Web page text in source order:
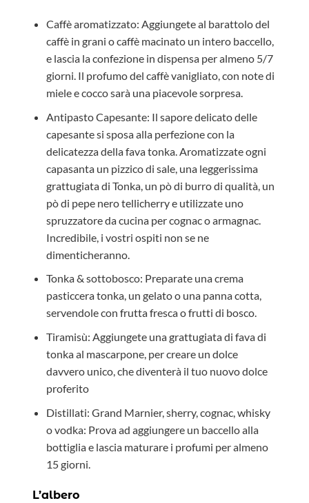
Caffè aromatizzato: Aggiungete al barattolo del
caffè in grani o caffè macinato un intero baccello,
e lascia la confezione in dispensa per almeno 5/7
giorni. Il profumo del caffè vanigliato, con note di
miele e cocco sarà una piacevole sorpresa.
Antipasto Capesante: Il sapore delicato delle
capesante si sposa alla perfezione con la
delicatezza della fava tonka. Aromatizzate ogni
capasanta un pizzico di sale, una leggerissima
grattugiata di Tonka, un pò di burro di qualità, un
pò di pepe nero tellicherry e utilizzate uno
spruzzatore da cucina per cognac o armagnac.
Incredibile, i vostri ospiti non se ne
dimenticheranno.
Tonka & sottobosco: Preparate una crema
pasticcera tonka, un gelato o una panna cotta,
servendole con frutta fresca o frutti di bosco.
Tiramisù: Aggiungete una grattugiata di fava di
tonka al mascarpone, per creare un dolce
davvero unico, che diventerà il tuo nuovo dolce
proferito
Distillati: Grand Marnier, sherry, cognac, whisky
o vodka: Prova ad aggiungere un baccello alla
bottiglia e lascia maturare i profumi per almeno
15 giorni.
L’albero